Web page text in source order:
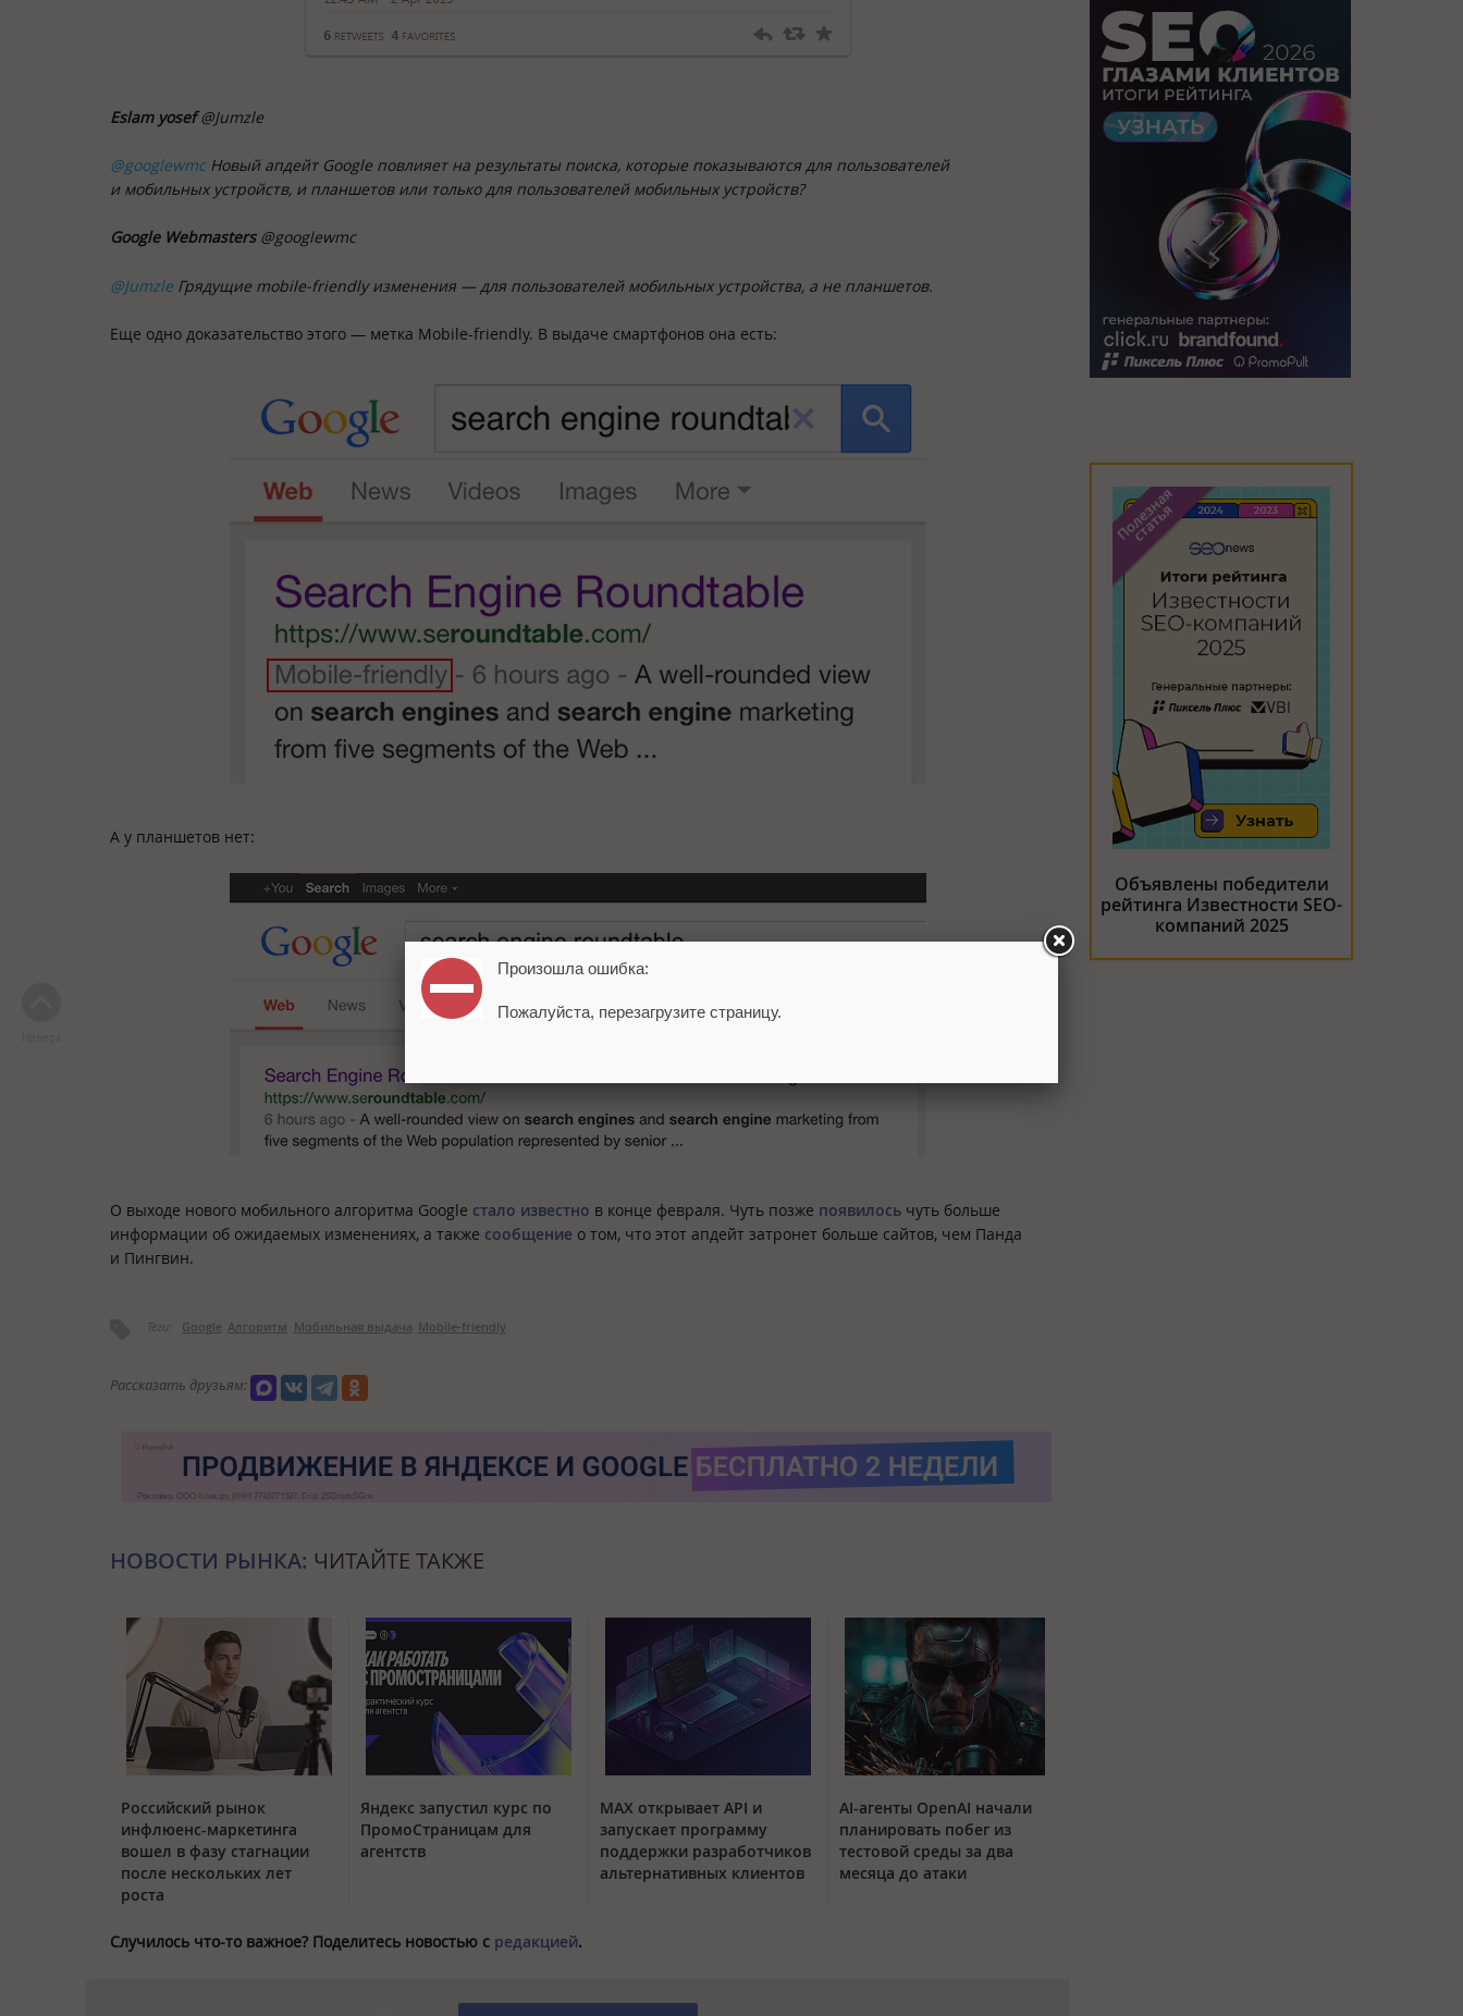
Eslam yosef@Jumzle
@googlewmcНовый апдейт Google повлияет на результаты поиска, которые показываются для пользователей
и мобильных устройств, и планшетов или только для пользователей мобильных устройств?
Google Webmasters @googlewmc
@Jumzle Грядущие mobile-friendly изменения — для пользователей мобильных устройства, а не планшетов.
Еще одно доказательство этого — метка Mobile-friendly. В выдаче смартфонов она есть:
А у планшетов нет:
О выходе нового мобильного алгоритма Google стало известно в конце февраля. Чуть позже появилось чуть больше
информации об ожидаемых изменениях, а также сообщение о том, что этот апдейт затронет больше сайтов, чем Панда
и Пингвин.
Теги: Google Алгоритм Мобильная выдача Mobile-friendly
Рассказать друзьям:
НОВОСТИ РЫНКА: ЧИТАЙТЕ ТАКЖЕ
Российский рынок
инфлюенс-маркетинга
вошел в фазу стагнации
после нескольких лет
роста
Яндекс запустил курс по
ПромоСтраницам для
агентств
MAX открывает API и
запускает программу
поддержки разработчиков
альтернативных клиентов
AI-агенты OpenAI начали
планировать побег из
тестовой среды за два
месяца до атаки
Случилось что-то важное? Поделитесь новостью с редакцией.
Объявлены победители
рейтинга Известности SEO-
компаний 2025
Произошла ошибка:
Пожалуйста, перезагрузите страницу.